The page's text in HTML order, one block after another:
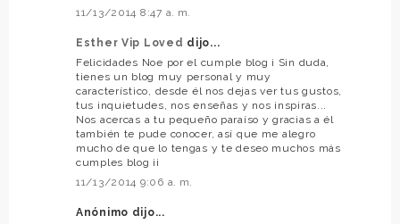
11/13/2014 8:47 a. m.
Esther Vip Loved dijo...
Felicidades Noe por el cumple blog ¡ Sin duda,
tienes un blog muy personal y muy
característico, desde él nos dejas ver tus gustos,
tus inquietudes, nos enseñas y nos inspiras...
Nos acercas a tu pequeño paraíso y gracias a él
también te pude conocer, así que me alegro
mucho de que lo tengas y te deseo muchos más
cumples blog ¡¡
11/13/2014 9:06 a. m.
Anónimo dijo...